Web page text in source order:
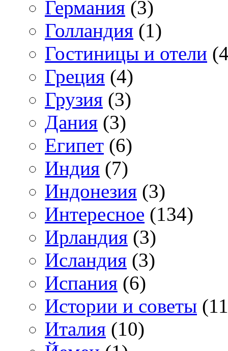
Германия (3)
Голландия (1)
Гостиницы и отели
Греция (4)
Грузия (3)
Дания (3)
Египет (6)
Индия (7)
Индонезия (3)
Интересное (134)
Ирландия (3)
Исландия (3)
Испания (6)
Истории и советы
Италия (10)